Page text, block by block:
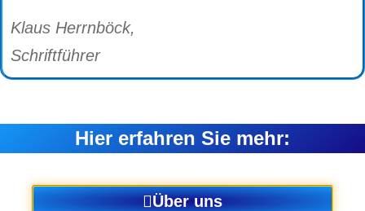
Klaus Herrnböck,
Schriftführer
Hier erfahren Sie mehr:
Über uns